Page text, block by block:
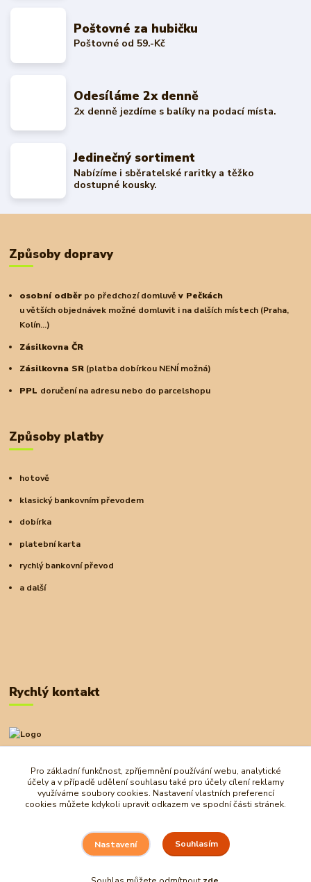
Poštovné za hubičku
Poštovné od 59.-Kč
Odesíláme 2x denně
2x denně jezdíme s balíky na podací místa.
Jedinečný sortiment
Nabízíme i sběratelské raritky a těžko
dostupné kousky.
Způsoby dopravy
osobní odběr po předchozí domluvěv Pečkách
u větších objednávek možné domluvit i na dalších místech (Praha,
Kolín...)
Zásilkovna ČR
Zásilkovna SR (platba dobírkou NENÍ možná)
PPL doručení na adresu nebo do parcelshopu
Způsoby platby
hotově
klasický bankovním převodem
dobírka
platební karta
rychlý bankovní převod
a další
Rychlý kontakt
+420 727 972 830
obchod@ostrovherahlavolamu.cz
Pro základní funkčnost, zpříjemnění používání webu, analytické
účely a v případě udělení souhlasu také pro účely cílení reklamy
využíváme soubory cookies. Nastavení vlastních preferencí
cookies můžete kdykoli upravit odkazem ve spodní části stránek.
Nastavení Souhlasím